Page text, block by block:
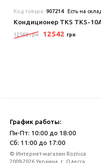
Код товара:907214 Есть на
Кондиционер TKS TKS-
12568 грн 12542 грн
График работы:
Пн-Пт: 10:00 до 18:00
Сб: 11:00 до 17:00
© Интернет-магазин Roznica
2009-2026 Украина, г. Одесса